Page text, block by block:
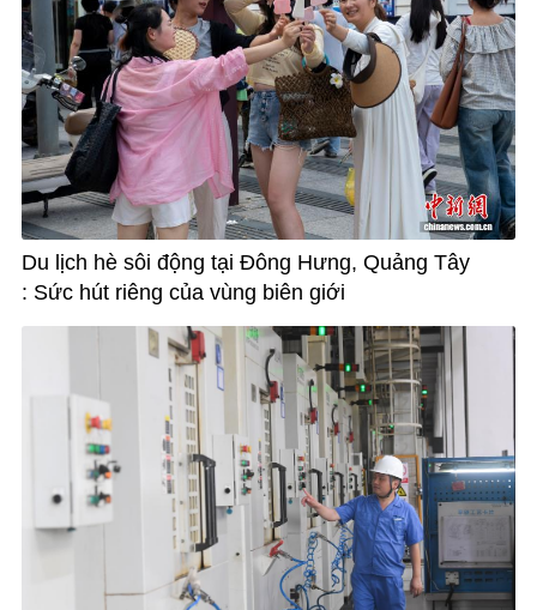
Du lịch hè sôi động tại Đông Hưng, Quảng Tây
: Sức hút riêng của vùng biên giới